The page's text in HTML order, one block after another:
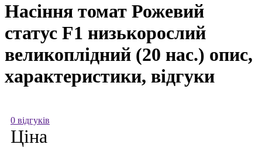
Насіння томат Рожевий
статус F1 низькорослий
великоплідний (20 нас.) опис,
характеристики, відгуки
0 відгуків
Ціна